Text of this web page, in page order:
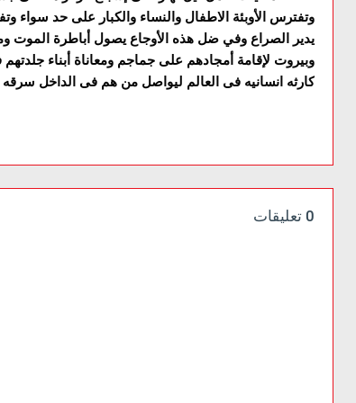
وتفترس الأوبئة الاطفال والنساء والكبار على حد سواء
يدير الصراع وفي ضل هذه الأوجاع يصول أباطرة
وبيروت لإقامة أمجادهم على جماجم ومعاناة أبناء
كارثه انسانيه فى العالم ليواصل من هم فى الداخل سرقه
0 تعليقات